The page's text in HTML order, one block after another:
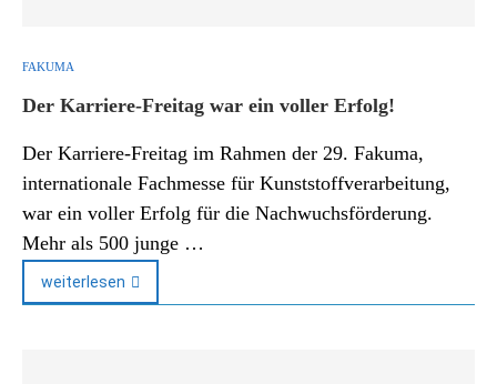
FAKUMA
Der Karriere-Freitag war ein voller Erfolg!
Der Karriere-Freitag im Rahmen der 29. Fakuma,
internationale Fachmesse für Kunststoffverarbeitung,
war ein voller Erfolg für die Nachwuchsförderung.
Mehr als 500 junge …
weiterlesen